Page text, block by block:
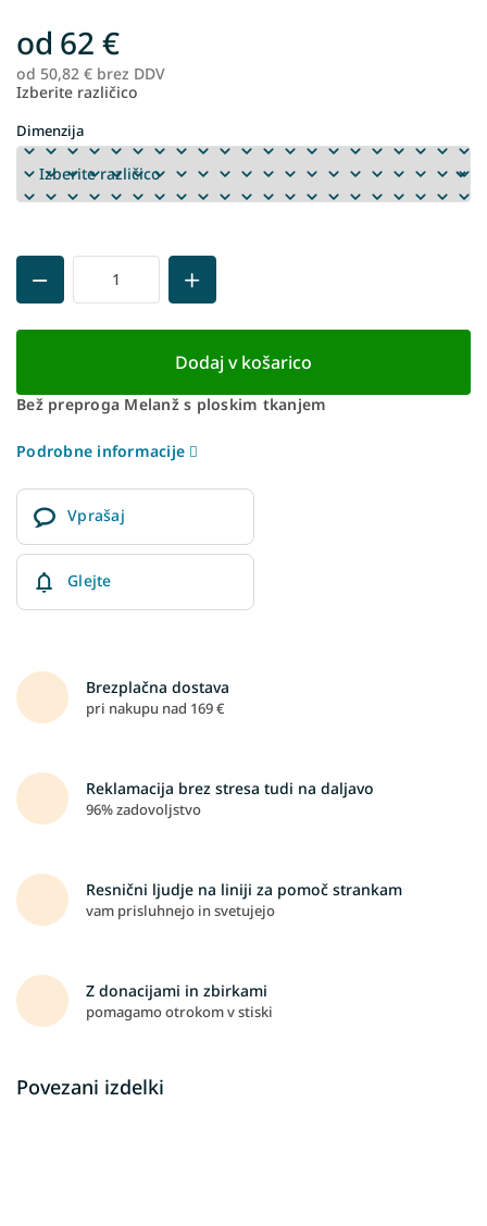
od 62 €
od 50,82 € brez DDV
Izberite različico
Dimenzija
Dodaj v košarico
Bež preproga Melanž s ploskim tkanjem
Podrobne informacije
Vprašaj
Glejte
Brezplačna dostava
pri nakupu nad 169 €
Reklamacija brez stresa tudi na daljavo
96% zadovoljstvo
Resnični ljudje na liniji za pomoč strankam
vam prisluhnejo in svetujejo
Z donacijami in zbirkami
pomagamo otrokom v stiski
Povezani izdelki